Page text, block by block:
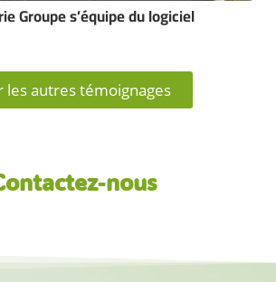
Groupe s’équipe du logiciel
les autres témoignages
nous